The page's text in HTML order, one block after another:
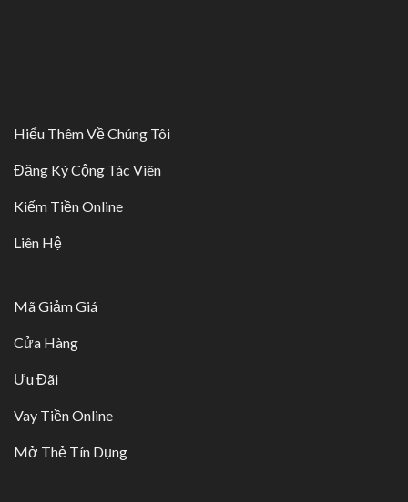
Hiểu Thêm Về Chúng Tôi
Đăng Ký Cộng Tác Viên
Kiếm Tiền Online
Liên Hệ
Mã Giảm Giá
Cửa Hàng
Ưu Đãi
Vay Tiền Online
Mở Thẻ Tín Dụng